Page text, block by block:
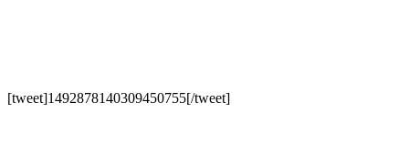
[tweet]1492878140309450755[/tweet]